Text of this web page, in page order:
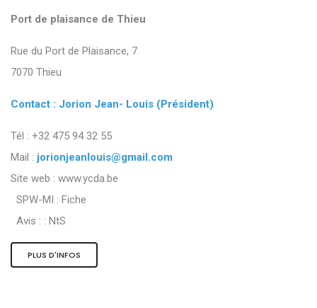
Port de plaisance de Thieu
Rue du Port de Plaisance, 7
7070 Thieu
Contact : Jorion Jean- Louis (Président)
Tél : +32 475 94 32 55
Mail : jorionjeanlouis@gmail.com
Site web : www.ycda.be
SPW-MI : Fiche
Avis : : NtS
PLUS D'INFOS